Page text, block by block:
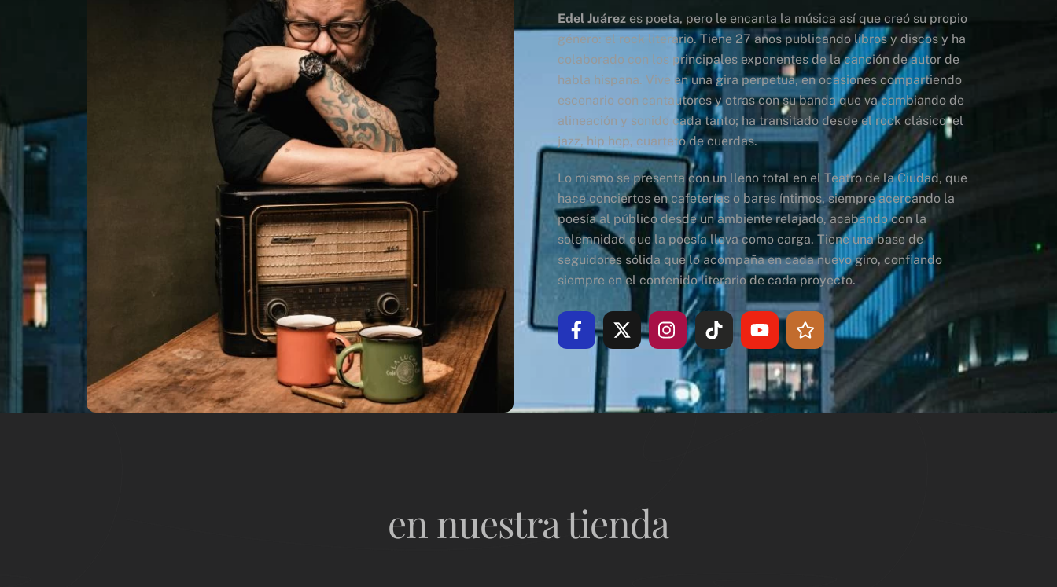
Edel Juárez es poeta, pero le encanta la música así que creó su propio
género: el rock literario. Tiene 27 años publicando libros y discos y ha
colaborado con los principales exponentes de la canción de autor de
habla hispana. Vive en una gira perpetua, en ocasiones compartiendo
escenario con cantautores y otras con su banda que va cambiando de
alineación y sonido cada tanto; ha transitado desde el rock clásico, el
jazz, hip hop, cuarteto de cuerdas.
Lo mismo se presenta con un lleno total en el Teatro de la Ciudad, que
hace conciertos en cafeterías o bares íntimos, siempre acercando la
poesía al público desde un ambiente relajado, acabando con la
solemnidad que la poesía lleva como carga. Tiene una base de
seguidores sólida que lo acompaña en cada nuevo giro, confiando
siempre en el contenido literario de cada proyecto.
en nuestra tienda